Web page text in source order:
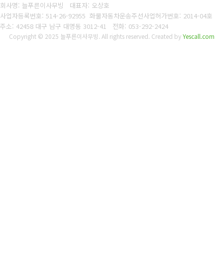
회사명: 늘푸른이사무빙 대표자: 오상호
사업자등록번호: 514-26-92955 화물자동차운송주선사업허가번호: 2014-04호
주소: 42458 대구 남구 대명동 3012-41 전화: 053-292-2424
Copyright © 2025 늘푸른이사무빙. All rights reserved. Created byYescall.com